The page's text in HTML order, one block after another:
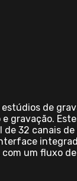
de
gravação.
de 32 canais
um fluxo